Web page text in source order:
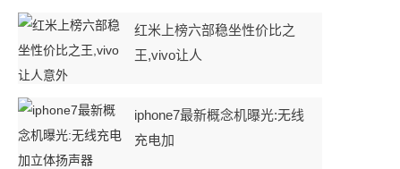
红米上榜六部稳坐性价比之
王,vivo让人
iphone7最新概念机曝光:无线
充电加